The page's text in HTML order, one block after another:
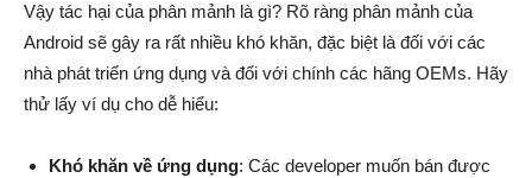
Vậy tác hại của phân mảnh là gì? Rõ ràng phân mảnh của
Android sẽ gây ra rất nhiều khó khăn, đặc biệt là đối với các
nhà phát triển ứng dụng và đối với chính các hãng OEMs. Hãy
thử lấy ví dụ cho dễ hiểu:
Khó khăn về ứng dụng: Các developer muốn bán được